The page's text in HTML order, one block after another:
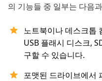
의 기능들 중 일부는 다음
노트북이나 데스크톱
USB 플래시 디스크,
구할 수 있습니다.
포맷된 드라이브에서